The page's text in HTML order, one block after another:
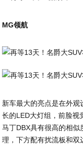
MG领航
新车最大的亮点是在外
长的LED大灯组，前脸视
马丁DBX具有很高的相
理，下方配有扰流板和双